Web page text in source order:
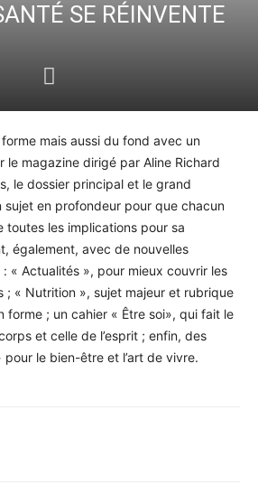
SE RÉINVENTE
mais aussi du fond avec un
le magazine dirigé par Aline Richard
le dossier principal et le grand
en profondeur pour que chacun
toutes les implications pour sa
également, avec de nouvelles
« Actualités », pour mieux couvrir les
; « Nutrition », sujet majeur et rubrique
forme ; un cahier « Être soi», qui fait le
et celle de l’esprit ; enfin, des
le bien-être et l’art de vivre.